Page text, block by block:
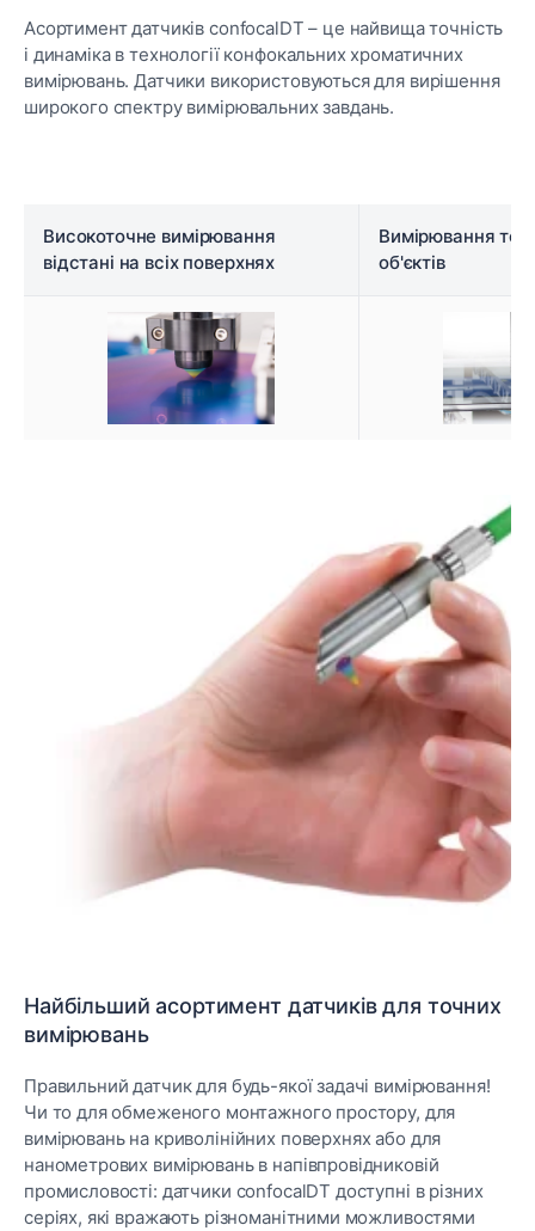
Асортимент датчиків confocalDT – це найвища точність
і динаміка в технології конфокальних хроматичних
вимірювань. Датчики використовуються для вирішення
широкого спектру вимірювальних завдань.
Високоточне вимірювання
відстані на всіх поверхнях
Вимірювання
об'єктів
Найбільший асортимент датчиків для точних
вимірювань
Правильний датчик для будь-якої задачі вимірювання!
Чи то для обмеженого монтажного простору, для
вимірювань на криволінійних поверхнях або для
нанометрових вимірювань в напівпровідниковій
промисловості: датчики confocalDT доступні в різних
серіях, які вражають різноманітними можливостями